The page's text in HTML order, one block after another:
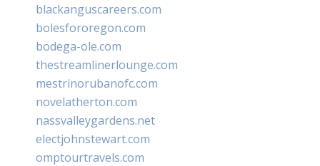
blackanguscareers.com
bolesfororegon.com
bodega-ole.com
thestreamlinerlounge.com
mestrinorubanofc.com
novelatherton.com
nassvalleygardens.net
electjohnstewart.com
omptourtravels.com